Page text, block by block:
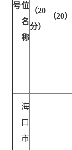
号位
名
称
（20
分）
（20）
海
口
市